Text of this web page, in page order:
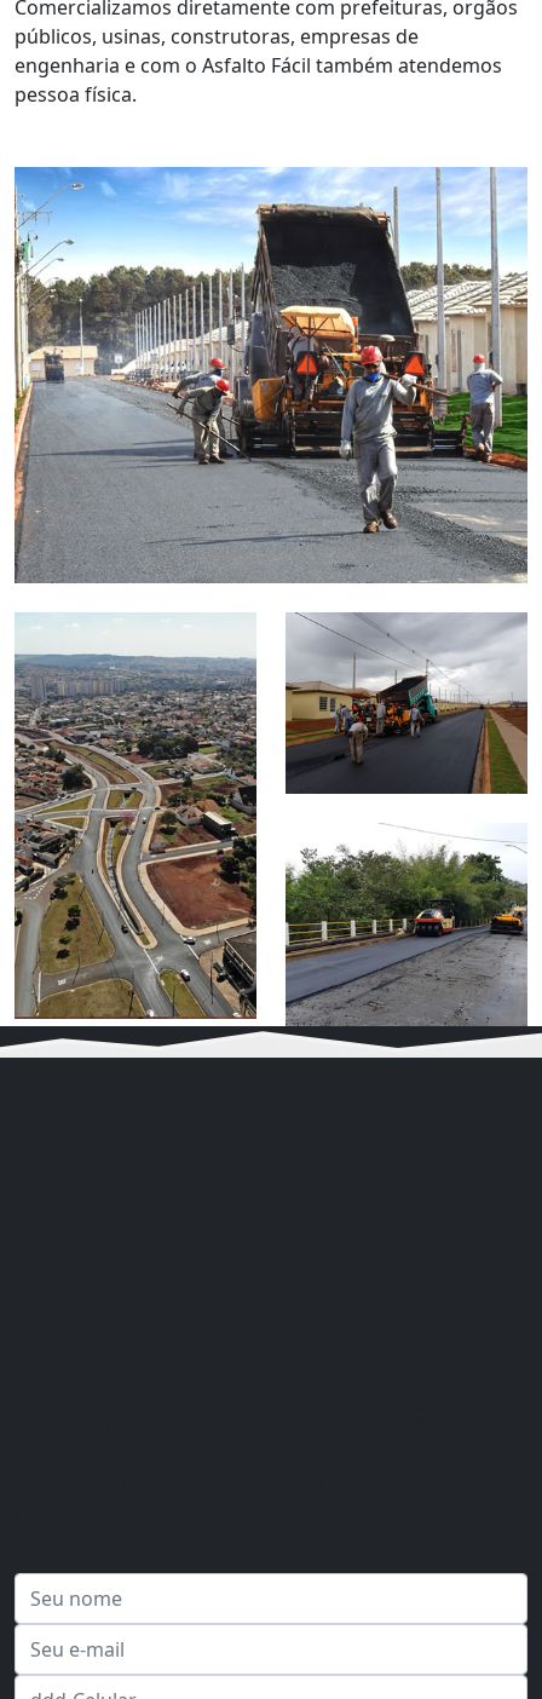
Comercializamos diretamente com prefeituras, orgãos
públicos, usinas, construtoras, empresas de
engenharia e com o Asfalto Fácil também atendemos
pessoa física.